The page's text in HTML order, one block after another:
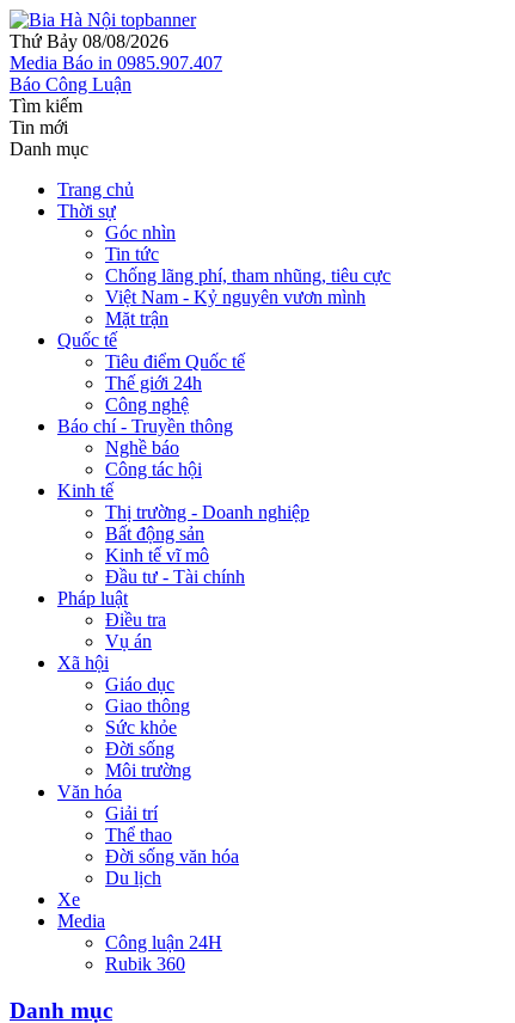
Thứ Bảy 08/08/2026
Media Báo in 0985.907.407
Báo Công Luận
Tìm kiếm
Tin mới
Danh mục
Trang chủ
Thời sự
Góc nhìn
Tin tức
Chống lãng phí, tham nhũng, tiêu cực
Việt Nam - Kỷ nguyên vươn mình
Mặt trận
Quốc tế
Tiêu điểm Quốc tế
Thế giới 24h
Công nghệ
Báo chí - Truyền thông
Nghề báo
Công tác hội
Kinh tế
Thị trường - Doanh nghiệp
Bất động sản
Kinh tế vĩ mô
Đầu tư - Tài chính
Pháp luật
Điều tra
Vụ án
Xã hội
Giáo dục
Giao thông
Sức khỏe
Đời sống
Môi trường
Văn hóa
Giải trí
Thể thao
Đời sống văn hóa
Du lịch
Xe
Media
Công luận 24H
Rubik 360
Danh mục